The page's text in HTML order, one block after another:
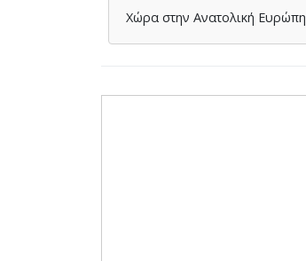
Χώρα στην Ανατολική Ευρώπη